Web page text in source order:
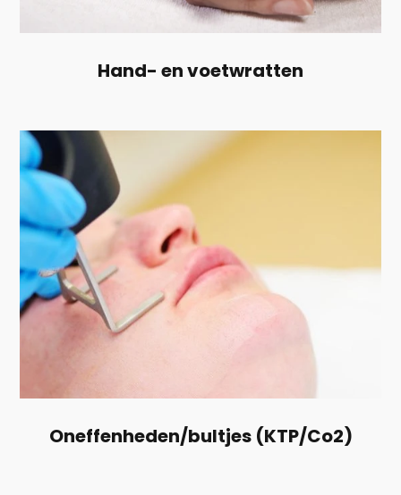
Hand- en voetwratten
Oneffenheden/bultjes (KTP/Co2)